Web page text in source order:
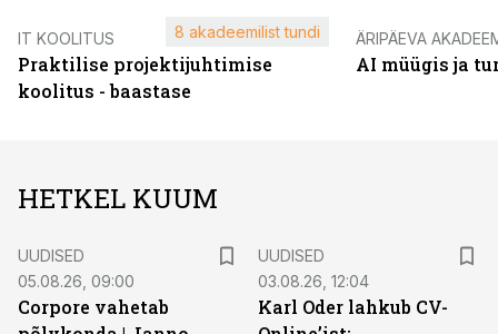
IT KOOLITUS
Praktilise projektijuhtimise
koolitus - baastase
8 akadeemilist tundi ÄRIPÄEVA
AI müügis ja
HETKEL KUUM
UUDISED
05.08.26, 09:00
Corpore vahetab
UUDISED
03.08.26, 12:04
Karl Oder lahkub CV-